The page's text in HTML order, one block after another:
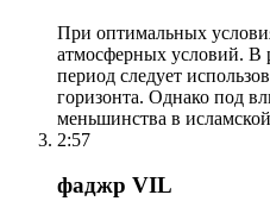
При оптимальных
атмосферных условий. В
период следует
горизонта. Однако под
меньшинства в
2:57
фаджр VIL